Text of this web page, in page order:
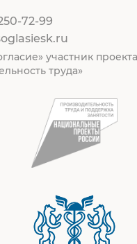
72-99
участник проекта
труда»